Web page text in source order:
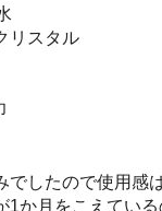
リスタル
でしたので使用感
1か月をこえてい